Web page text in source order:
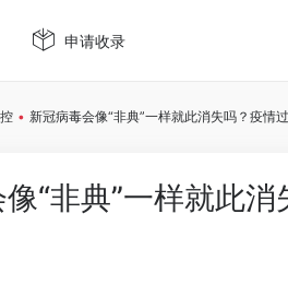
申请收录
• 新冠病毒会像“非典”一样就此消失吗？疫情
“非典”一样就此